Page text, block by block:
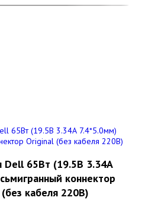
Dell 65Вт (19.5В 3.34А
коннектор
кабеля 220В)